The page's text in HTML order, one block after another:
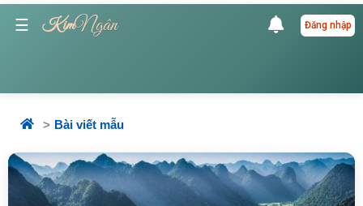
☰ KimNgân Đăng nhập
Bài viết mẫu